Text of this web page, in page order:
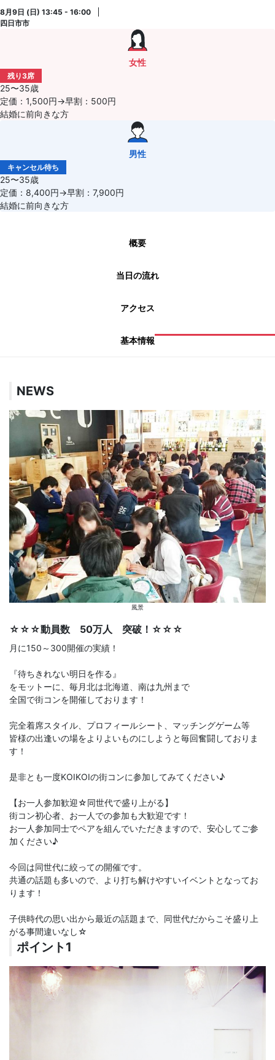
8月9日 (日) 13:45 - 16:00
四日市市
女性
残り3席
25〜35歳
定価：1,500円→早割：500円
結婚に前向きな方
男性
キャンセル待ち
25〜35歳
定価：8,400円→早割：7,900円
結婚に前向きな方
概要
当日の流れ
アクセス
基本情報
NEWS
風景
☆☆☆動員数 50万人 突破！☆☆☆
月に150～300開催の実績！
『待ちきれない明日を作る』
をモットーに、毎月北は北海道、南は九州まで
全国で街コンを開催しております！
完全着席スタイル、プロフィールシート、マッチングゲーム等
皆様の出逢いの場をよりよいものにしようと毎回奮闘しておりま
す！
是非とも一度KOIKOIの街コンに参加してみてください♪
【お一人参加歓迎☆同世代で盛り上がる】
街コン初心者、お一人での参加も大歓迎です！
お一人参加同士でペアを組んでいただきますので、安心してご参
加ください♪
今回は同世代に絞っての開催です。
共通の話題も多いので、より打ち解けやすいイベントとなってお
ります！
子供時代の思い出から最近の話題まで、同世代だからこそ盛り上
がる事間違いなし☆
ポイント1